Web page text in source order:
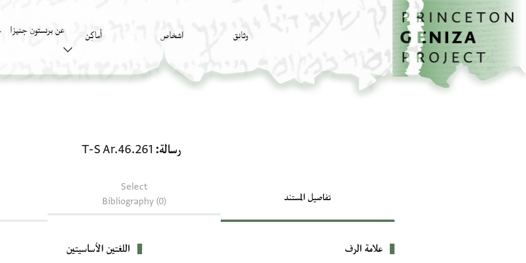
تخطي إلى المحتوى الرئيسي
الصفحة الرئيسية
وثائق اشخاص أَماكِن عن برنستون جنيزا
رسالة T-S Ar.46.261
تفاصيل المستند
Select
Bibliography (0)
بيانات التعريف
علامة الرف اللغتين الأساسيتين